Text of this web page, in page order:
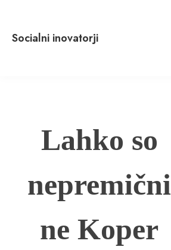
content
Socialni inovatorji
Lahko so
nepremični
ne Koper